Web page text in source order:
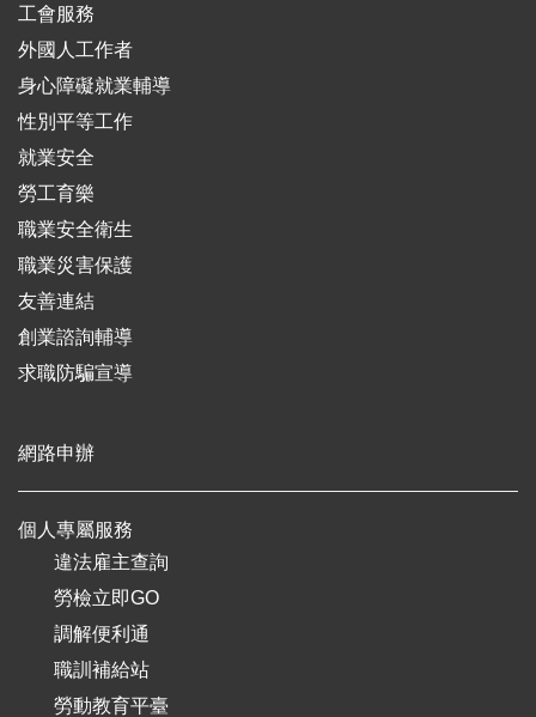
工會服務
外國人工作者
身心障礙就業輔導
性別平等工作
就業安全
勞工育樂
職業安全衛生
職業災害保護
友善連結
創業諮詢輔導
求職防騙宣導
網路申辦
個人專屬服務
違法雇主查詢
勞檢立即GO
調解便利通
職訓補給站
勞動教育平臺